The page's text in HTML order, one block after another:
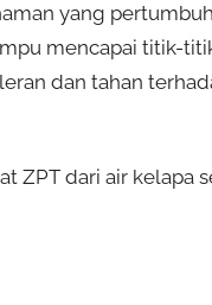
yang
mencapai titik-
dan tahan
ZPT dari air kelapa